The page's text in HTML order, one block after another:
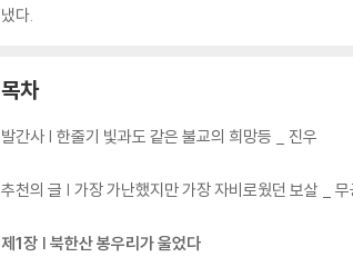
냈다.
목차
발간사 | 한줄기 빛과도 같은 불교의 희망등 _ 진우
추천의 글 | 가장 가난했지만 가장 자비로웠던 보살 _ 무
제1장 | 북한산 봉우리가 울었다